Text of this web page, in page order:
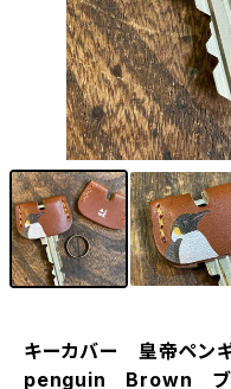
キーカバー 皇帝ペ
penguin Brown ブ